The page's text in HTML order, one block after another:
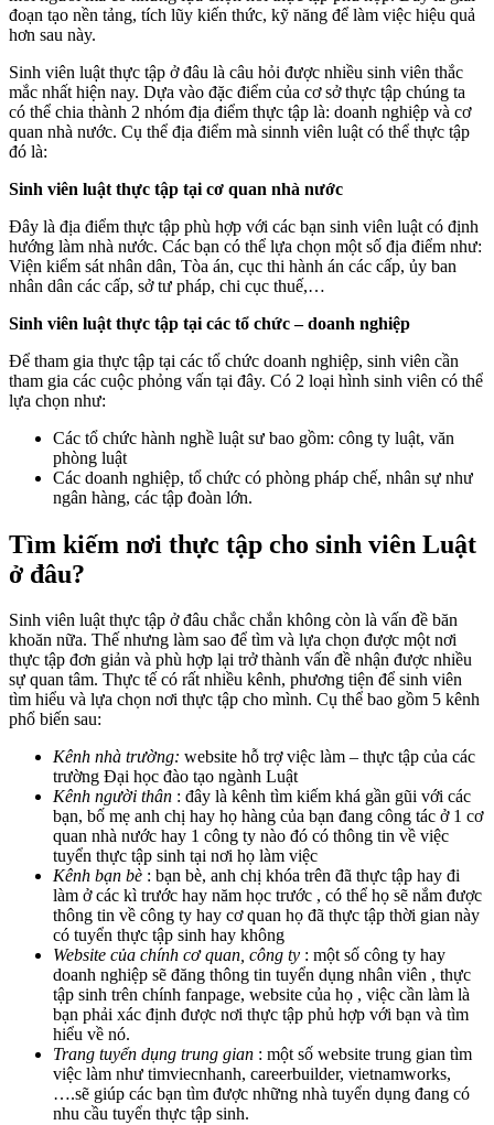
đoạn tạo nền tảng, tích lũy kiến thức, kỹ năng để làm việc hiệu quả
hơn sau này.
Sinh viên luật thực tập ở đâu là câu hỏi được nhiều sinh viên thắc
mắc nhất hiện nay. Dựa vào đặc điểm của cơ sở thực tập chúng ta
có thể chia thành 2 nhóm địa điểm thực tập là: doanh nghiệp và cơ
quan nhà nước. Cụ thể địa điểm mà sinnh viên luật có thể thực tập
đó là:
Sinh viên luật thực tập tại cơ quan nhà nước
Đây là địa điểm thực tập phù hợp với các bạn sinh viên luật có định
hướng làm nhà nước. Các bạn có thể lựa chọn một số địa điểm như:
Viện kiểm sát nhân dân, Tòa án, cục thi hành án các cấp, ủy ban
nhân dân các cấp, sở tư pháp, chi cục thuế,…
Sinh viên luật thực tập tại các tổ chức – doanh nghiệp
Để tham gia thực tập tại các tổ chức doanh nghiệp, sinh viên cần
tham gia các cuộc phỏng vấn tại đây. Có 2 loại hình sinh viên có thể
lựa chọn như:
Các tổ chức hành nghề luật sư bao gồm: công ty luật, văn
phòng luật
Các doanh nghiệp, tổ chức có phòng pháp chế, nhân sự như
ngân hàng, các tập đoàn lớn.
Tìm kiếm nơi thực tập cho sinh viên Luật
ở đâu?
Sinh viên luật thực tập ở đâu chắc chắn không còn là vấn đề băn
khoăn nữa. Thế nhưng làm sao để tìm và lựa chọn được một nơi
thực tập đơn giản và phù hợp lại trở thành vấn đề nhận được nhiều
sự quan tâm. Thực tế có rất nhiều kênh, phương tiện để sinh viên
tìm hiểu và lựa chọn nơi thực tập cho mình. Cụ thể bao gồm 5 kênh
phổ biến sau:
Kênh nhà trường: website hỗ trợ việc làm – thực tập của các
trường Đại học đào tạo ngành Luật
Kênh người thân : đây là kênh tìm kiếm khá gần gũi với các
bạn, bố mẹ anh chị hay họ hàng của bạn đang công tác ở 1 cơ
quan nhà nước hay 1 công ty nào đó có thông tin về việc
tuyển thực tập sinh tại nơi họ làm việc
Kênh bạn bè : bạn bè, anh chị khóa trên đã thực tập hay đi
làm ở các kì trước hay năm học trước , có thể họ sẽ nắm được
thông tin về công ty hay cơ quan họ đã thực tập thời gian này
có tuyển thực tập sinh hay không
Website của chính cơ quan, công ty : một số công ty hay
doanh nghiệp sẽ đăng thông tin tuyển dụng nhân viên , thực
tập sinh trên chính fanpage, website của họ , việc cần làm là
bạn phải xác định được nơi thực tập phủ hợp với bạn và tìm
hiểu về nó.
Trang tuyển dụng trung gian : một số website trung gian tìm
việc làm như timviecnhanh, careerbuilder, vietnamworks,
….sẽ giúp các bạn tìm được những nhà tuyển dụng đang có
nhu cầu tuyển thực tập sinh.